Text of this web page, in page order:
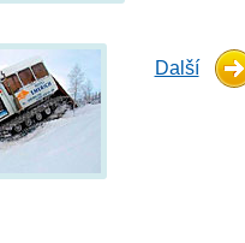
Další